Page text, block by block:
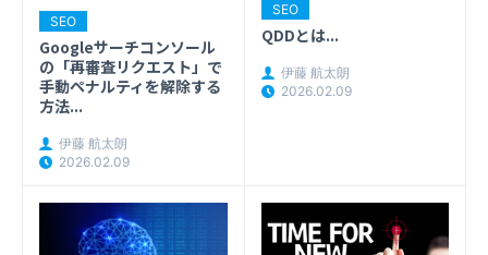
SEO
Googleサーチコンソール
の「再審査リクエスト」で
手動ペナルティを解除する
方法...
伊藤 航太朗
2026.02.09
SEO
QDDとは...
伊藤 航太朗
2026.02.09